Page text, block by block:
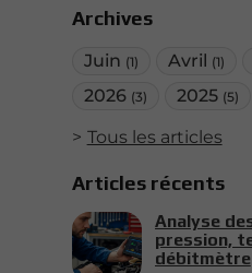
Archives
Juin (1) Avril (1)
2026 (3) 2025 (5)
Tous les articles
Articles récents
Analyse
pression,
débitmètre